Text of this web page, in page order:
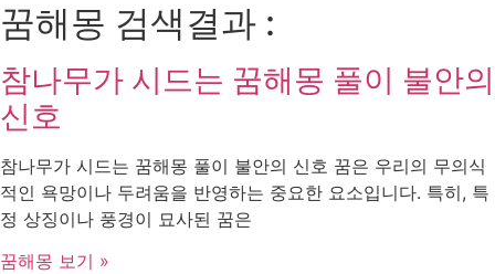
기
꿈해몽 검색결과 :
참나무가 시드는 꿈해몽 풀이 불안의
신호
참나무가 시드는 꿈해몽 풀이 불안의 신호 꿈은 우리의 무의식
적인 욕망이나 두려움을 반영하는 중요한 요소입니다. 특히, 특
정 상징이나 풍경이 묘사된 꿈은
꿈해몽 보기 »